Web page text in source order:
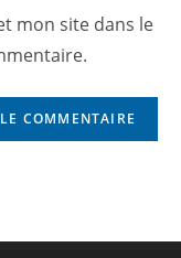
mon site dans le